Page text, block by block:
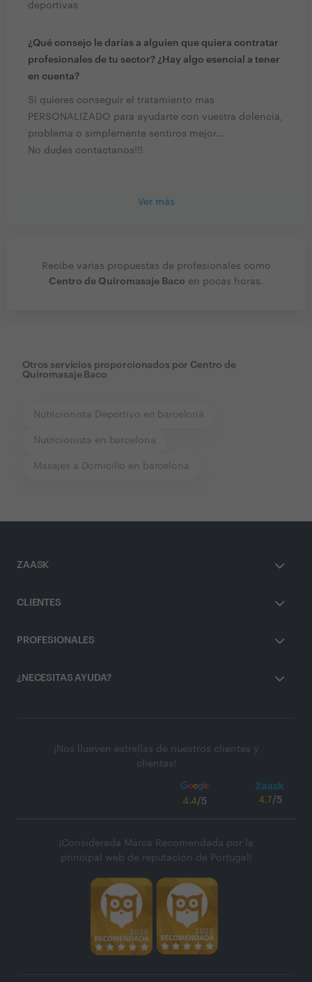
deportivas
¿Qué consejo le darías a alguien que quiera contratar
profesionales de tu sector? ¿Hay algo esencial a tener
en cuenta?
Si quieres conseguir el tratamiento mas
PERSONALIZADO para ayudarte con vuestra dolencia,
problema o simplemente sentiros mejor...
No dudes contactanos!!!
Ver más
Recibe varias propuestas de profesionales como
Centro de Quiromasaje Baco en pocas horas.
Otros servicios proporcionados por Centro de
Quiromasaje Baco
Nutricionista Deportivo en barcelona
Nutricionista en barcelona
Masajes a Domicilio en barcelona
ZAASK
CLIENTES
PROFESIONALES
¿NECESITAS AYUDA?
¡Nos llueven estrellas de nuestros clientes y
clientas!
4.4/5 4.7/5
¡Considerada Marca Recomendada por la
principal web de reputación de Portugal!